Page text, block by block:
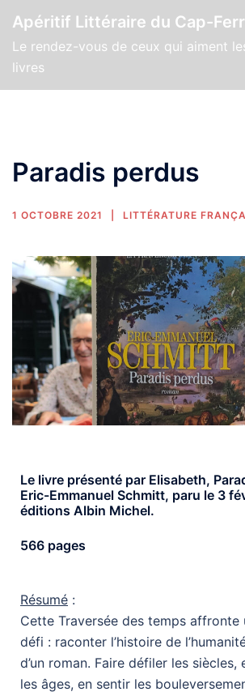
Apéritif Littéraire du Cap-
Le rendez-vous de ceux qui aiment
livres
Paradis perdus
1 OCTOBRE 2021 LITTÉRATURE
Le livre présenté par Elisabeth,
Eric-Emmanuel Schmitt, paru le 3
éditions Albin Michel.
566 pages
Résumé :
Cette Traversée des temps affronte
défi : raconter l’histoire de
d’un roman. Faire défiler les siècles,
les âges, en sentir les